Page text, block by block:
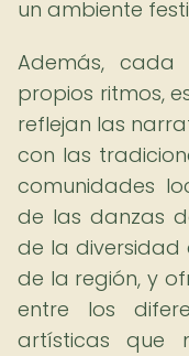
un ambiente
Además,
propios ritmos,
reflejan las
con las
comunidades
de las danzas
de la diversidad
de la región, y
entre los
artísticas que